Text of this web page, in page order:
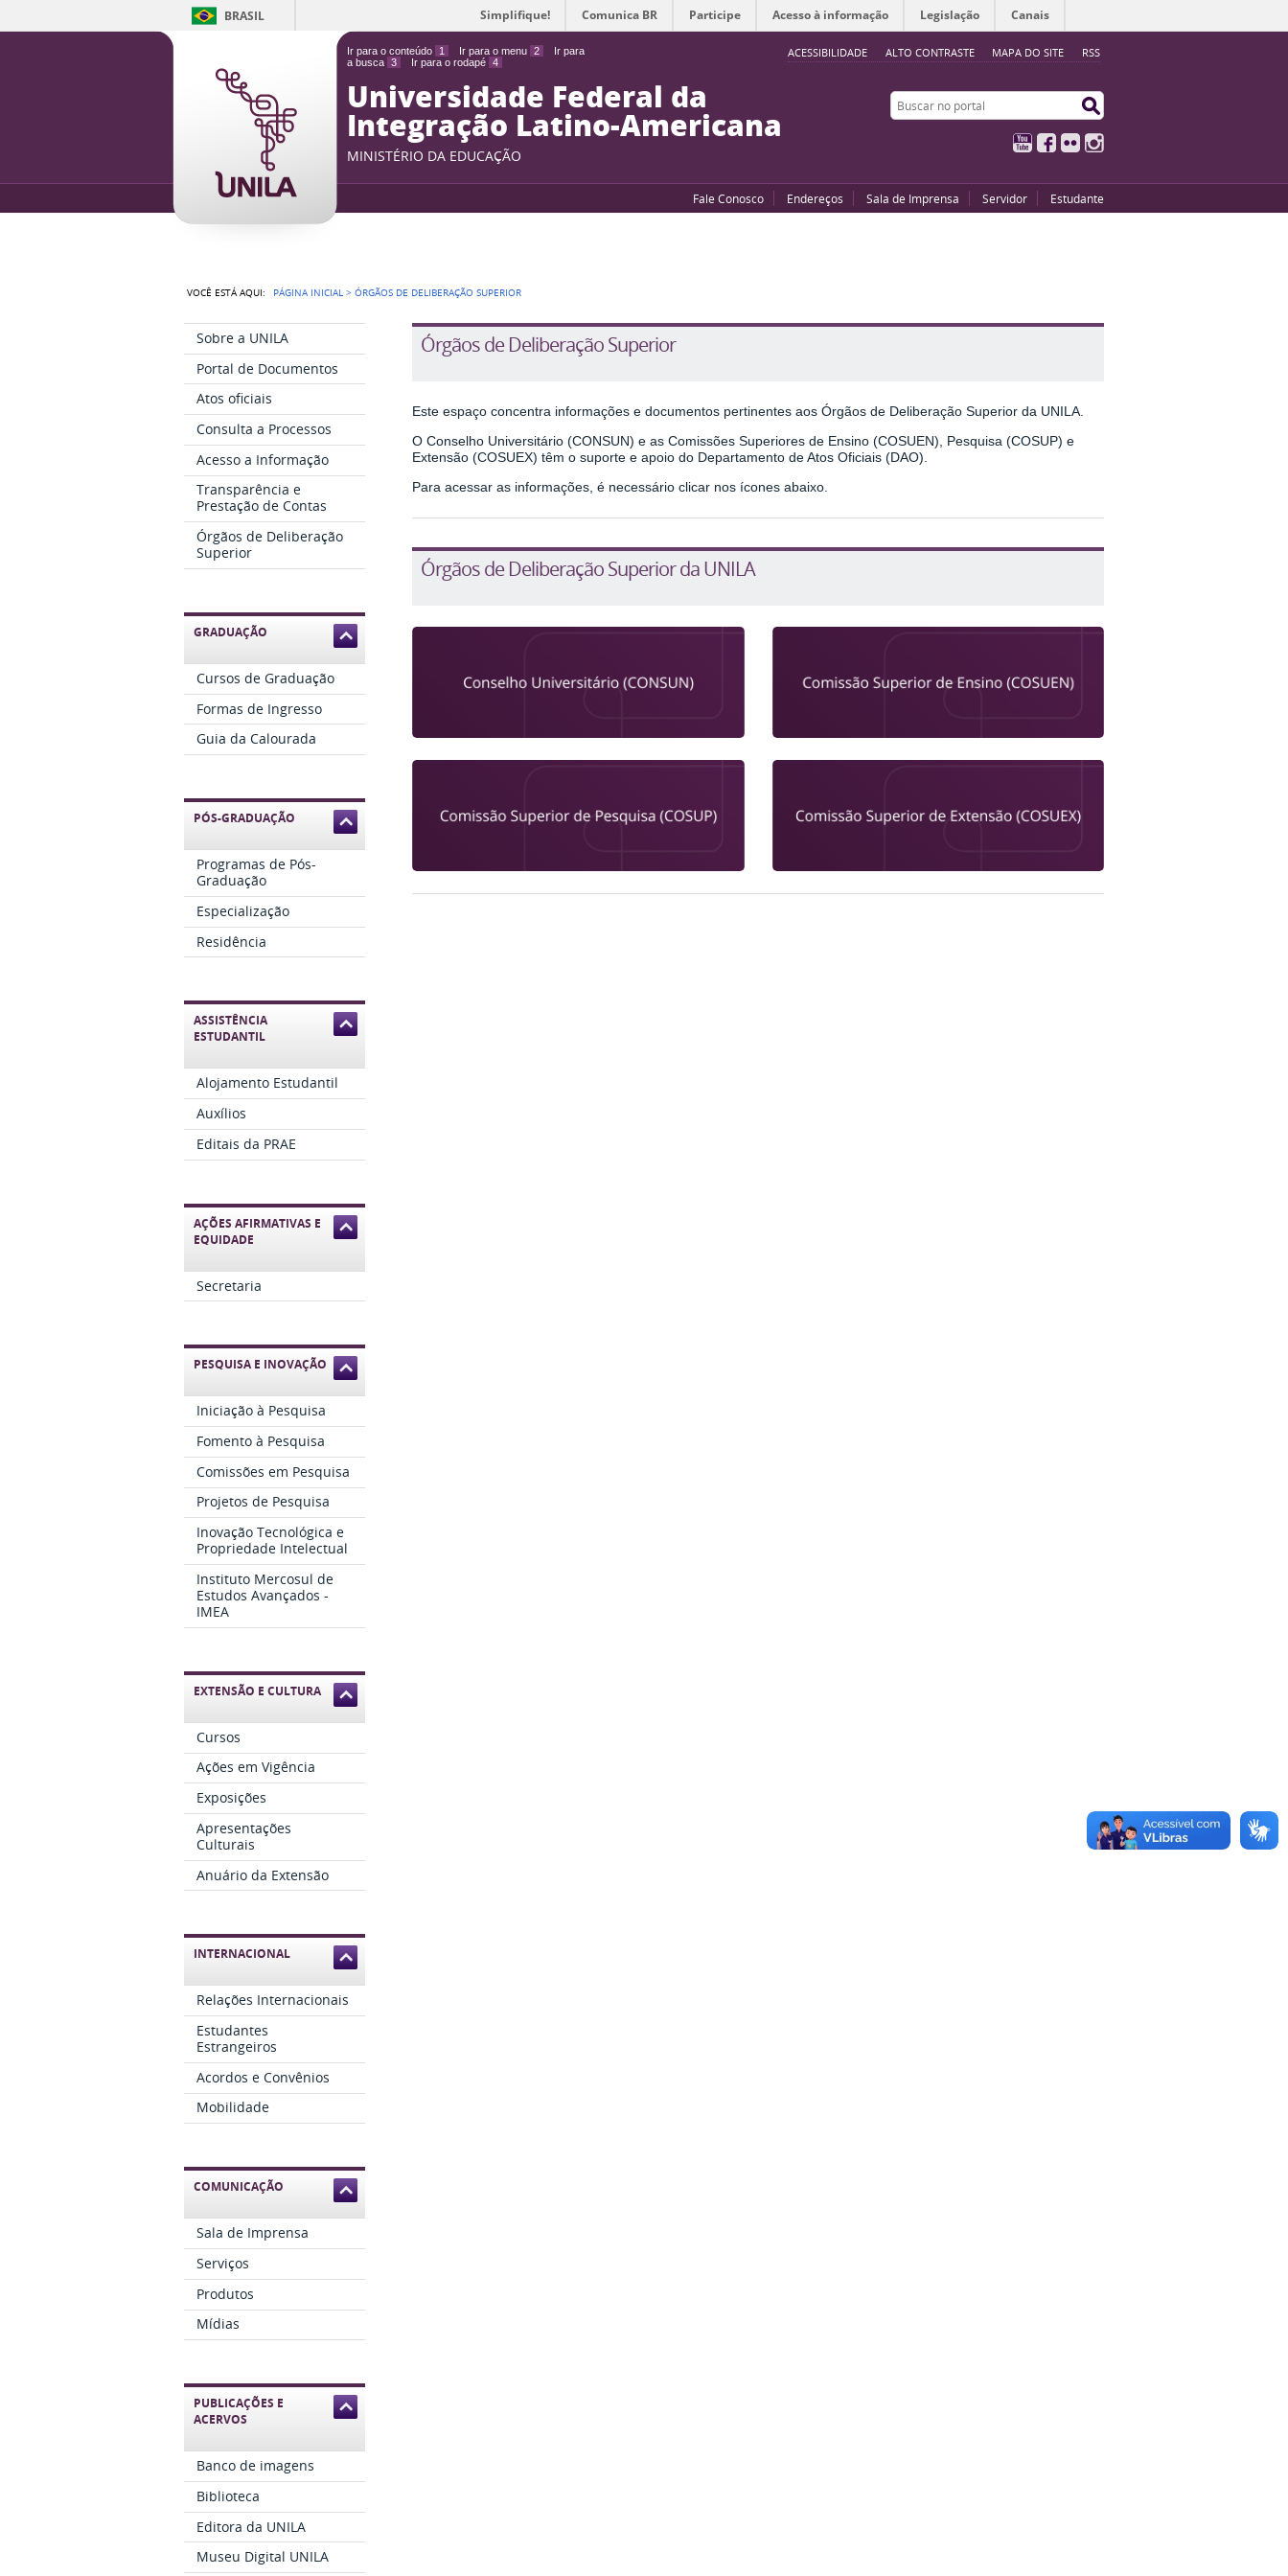
Ir para o conteúdo 1 Ir para o menu 2
Ir para
a busca 3 Ir para o rodapé 4
ACESSIBILIDADE ALTO CONTRASTE MAPA DO SITE RSS
BRASIL Simplifique! Comunica BR Participe Acesso à informação Legislação Canais
Universidade Federal da
Integração Latino-Americana
MINISTÉRIO DA EDUCAÇÃO
Buscar no portal
YouTubeFacebook
Flickr
Fale Conosco Endereços Sala de Imprensa Servidor Estudante
VOCÊ ESTÁ AQUI: PÁGINA INICIAL >ÓRGÃOS DE DELIBERAÇÃO SUPERIOR
Sobre a UNILA
Portal de Documentos
Atos oficiais
Consulta a Processos
Acesso a Informação
Transparência e
Prestação de Contas
Órgãos de Deliberação
Superior
GRADUAÇÃO
Cursos de Graduação
Formas de Ingresso
Guia da Calourada
PÓS-GRADUAÇÃO
Programas de Pós-
Graduação
Especialização
Residência
ASSISTÊNCIA
ESTUDANTIL
Alojamento Estudantil
Auxílios
Editais da PRAE
AÇÕES AFIRMATIVAS E
EQUIDADE
Secretaria
PESQUISA E INOVAÇÃO
Iniciação à Pesquisa
Fomento à Pesquisa
Comissões em Pesquisa
Projetos de Pesquisa
Inovação Tecnológica e
Propriedade Intelectual
Instituto Mercosul de
Estudos Avançados -
IMEA
EXTENSÃO E CULTURA
Cursos
Ações em Vigência
Exposições
Apresentações
Culturais
Anuário da Extensão
INTERNACIONAL
Relações Internacionais
Estudantes
Estrangeiros
Acordos e Convênios
Mobilidade
COMUNICAÇÃO
Sala de Imprensa
Serviços
Produtos
Mídias
PUBLICAÇÕES E
ACERVOS
Banco de imagens
Biblioteca
Editora da UNILA
Museu Digital UNILA
Órgãos de Deliberação Superior
Este espaço concentra informações e documentos pertinentes aos Órgãos de Deliberação Superior da UNILA.
O Conselho Universitário (CONSUN) e as Comissões Superiores de Ensino (COSUEN), Pesquisa (COSUP) e
Extensão (COSUEX) têm o suporte e apoio do Departamento de Atos Oficiais (DAO).
Para acessar as informações, é necessário clicar nos ícones abaixo.
Órgãos de Deliberação Superior da UNILA